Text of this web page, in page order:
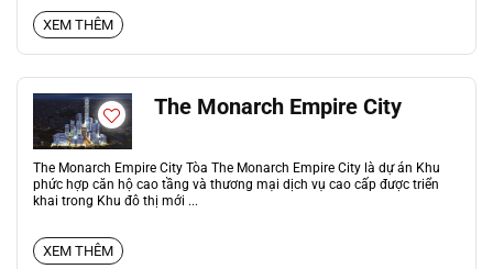
XEM THÊM
The Monarch Empire City
The Monarch Empire City Tòa The Monarch Empire City là dự án Khu
phức hợp căn hộ cao tầng và thương mại dịch vụ cao cấp được triển
khai trong Khu đô thị mới ...
XEM THÊM